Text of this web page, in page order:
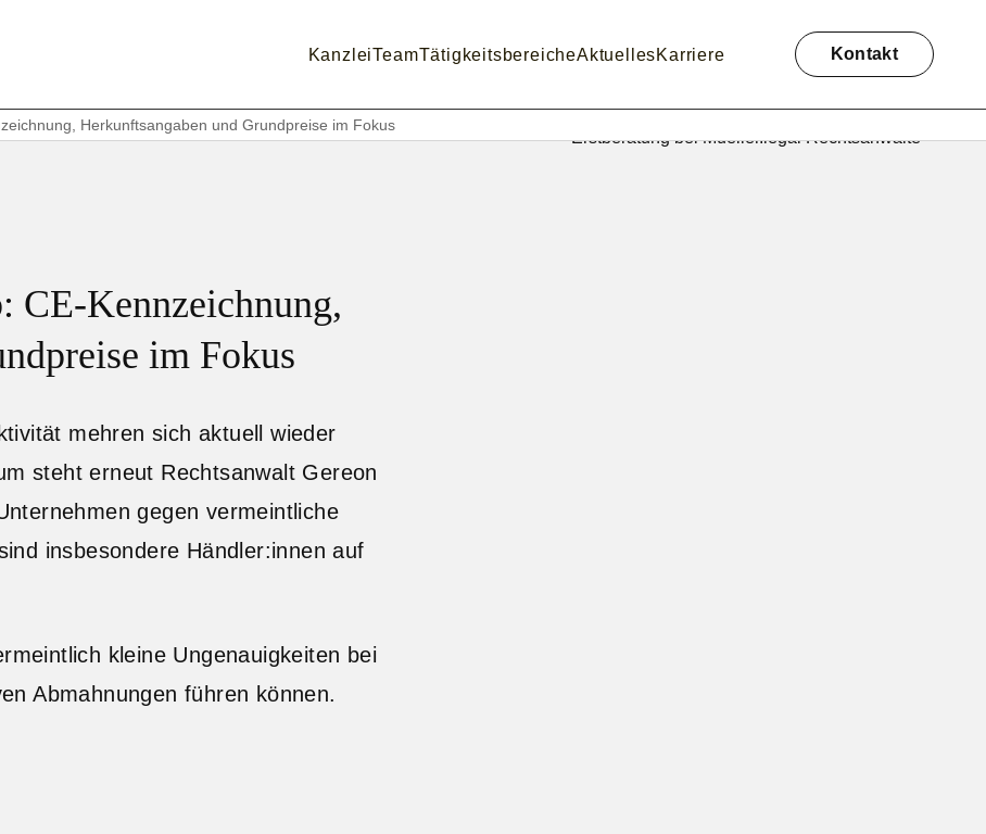
überspringen
KanzleiTeamTätigkeitsbereicheAktuellesKarriere Kontakt
Herkunftsangaben und Grundpreise im Fokus
CE-Kennzeichnung,
im Fokus
mehren sich aktuell wieder
steht erneut Rechtsanwalt Gereon
gegen vermeintliche
insbesondere Händler:innen auf
kleine Ungenauigkeiten bei
Abmahnungen führen können.